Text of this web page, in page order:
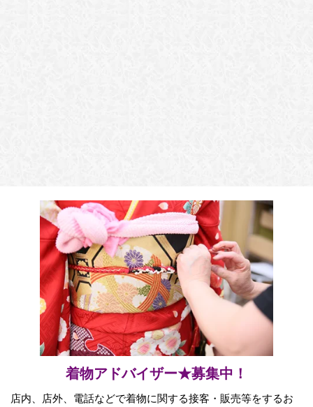
着物アドバイザー★募集中！
店内、店外、電話などで着物に関する接客・販売等をするお